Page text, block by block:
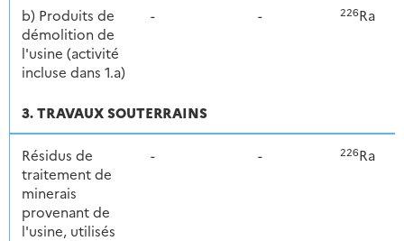
b) Produits de
démolition de
l'usine (activité
incluse dans 1.a)
- - 226Ra
3. TRAVAUX SOUTERRAINS
Résidus de
traitement de
minerais
provenant de
l'usine, utilisés
- - 226Ra